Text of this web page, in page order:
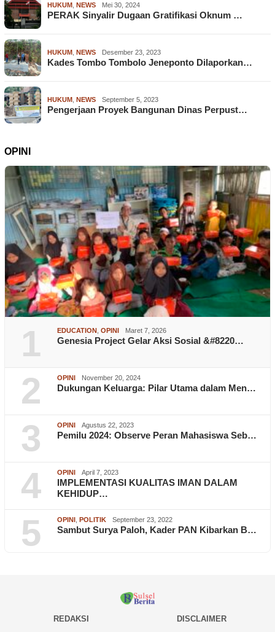
HUKUM NEWS Mei 30, 2024
PERAK Sinyalir Dugaan Gratifikasi Oknum …
HUKUM NEWS Desember 23, 2023
Kades Tombo Tombolo Jeneponto Dilaporkan…
HUKUM NEWS September 5, 2023
Pengerjaan Proyek Bangunan Dinas Perpust…
OPINI
1 EDUCATION OPINI Maret 7, 2026
Genesia Project Gelar Aksi Sosial &#8220…
2 OPINI November 20, 2024
Dukungan Keluarga: Pilar Utama dalam Men…
3 OPINI Agustus 22, 2023
Pemilu 2024: Observe Peran Mahasiswa Seb…
4 OPINI April 7, 2023
IMPLEMENTASI KUALITAS IMAN DALAM
KEHIDUP…
5 OPINI POLITIK September 23, 2022
Sambut Surya Paloh, Kader PAN Kibarkan B…
REDAKSI DISCLAIMER